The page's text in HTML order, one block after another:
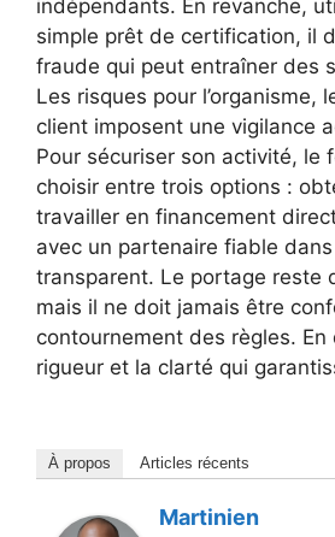
indépendants. En revanche,
simple prêt de certification, il
fraude qui peut entraîner des
Les risques pour l’organisme,
client imposent une vigilance
Pour sécuriser son activité, le
choisir entre trois options :
travailler en financement
avec un partenaire fiable
transparent. Le portage reste
mais il ne doit jamais être
contournement des règles. En
rigueur et la clarté qui
À propos Articles récents
Martinien